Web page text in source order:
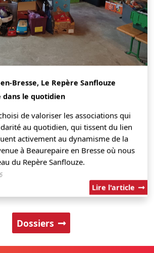
Bresse, Le Repère Sanflouze
dans le quotidien
de valoriser les associations qui
au quotidien, qui tissent du lien
activement au dynamisme de la
à Beaurepaire en Bresse où nous
du Repère Sanflouze.
Lire l'article
Dossiers